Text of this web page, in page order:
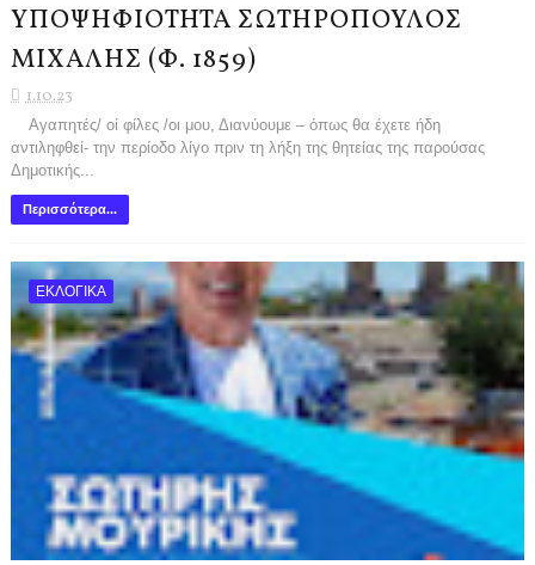
ΥΠΟΨΗΦΙΟΤΗΤΑ ΣΩΤΗΡΟΠΟΥΛΟΣ
ΜΙΧΑΛΗΣ (Φ. 1859)
1.10.23
Αγαπητές/ οί φίλες /οι μου, Διανύουμε – όπως θα έχετε ήδη
αντιληφθεί- την περίοδο λίγο πριν τη λήξη της θητείας της παρούσας
Δημοτικής...
Περισσότερα...
ΕΚΛΟΓΙΚΑ